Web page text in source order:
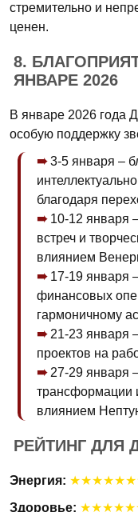
стремительно и
ценен.
8.
ЯНВАРЕ 2026
В январе 2026 года
особую поддержку
3-5 января –
благодаря
10-12 января
встреч и
влиянием
17-19 января
финансовых
гармоничному
21-23 января
проектов на
27-29 января
трансформации
влиянием
РЕЙТИНГ ДЛЯ
Энергия:
Здоровье: